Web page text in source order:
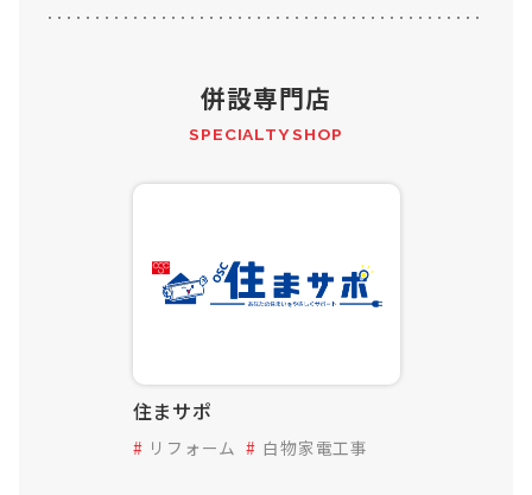
併設専門店
SPECIALTY SHOP
住まサポ
リフォーム 白物家電工事